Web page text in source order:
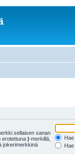
sellaisen sanan
erotettuna |-merkillä,
jokerimerkkinä